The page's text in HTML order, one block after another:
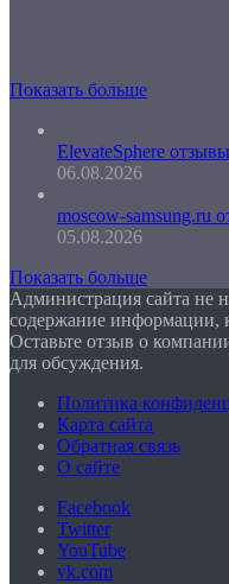
Показать больше
ElevateSphere
06.08.2026
moscow-samsung.ru
05.08.2026
Показать больше
Администрация сайта не
содержание информации,
Оставьте отзыв о
для обсуждения.
Политика
Карта сайта
Обратная связь
О сайте
Facebook
Twitter
YouTube
vk.com